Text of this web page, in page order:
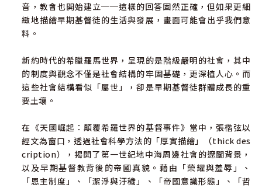
音，教會也開始建立──這樣的回答固然正確，但如果更細
緻地描繪早期基督徒的生活與發展，畫面可能會出乎我們意
料。
新約時代的希臘羅馬世界，呈現的是階級嚴明的社會，其中
的制度與觀念不僅是社會結構的牢固基礎，更深植人心。而
這些社會結構看似「屬世」，卻是早期基督徒群體成長的重
要土壤。
在《天國崛起：顛覆希羅世界的基督事件》當中，張楷弦以
經文為窗口，透過社會科學方法的「厚實描繪」（thick des
cription），揭開了第一世紀地中海周邊社會的遼闊背景，
以及早期基督教背後的帝國真貌。藉由「榮耀與羞辱」、
「恩主制度」、「潔淨與汙穢」、「帝國意識形態」、「哲